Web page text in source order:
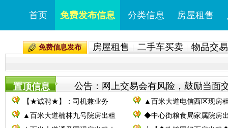
首页 免费发布信息 分类信息 房屋租售
免费信息发布 房屋租售 二手车买卖 物品交易
置顶信息 公告：网上交易会有风险，鼓励当面
【★诚聘★】：司机兼业务
▲百米大道电信西区现房
▲百米大道楠林九号院房出租
◆中心街粮食局家属院房